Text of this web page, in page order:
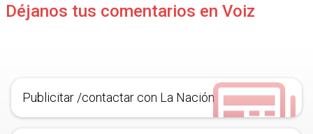
Déjanos tus comentarios en Voiz
Publicitar /contactar con La Nación